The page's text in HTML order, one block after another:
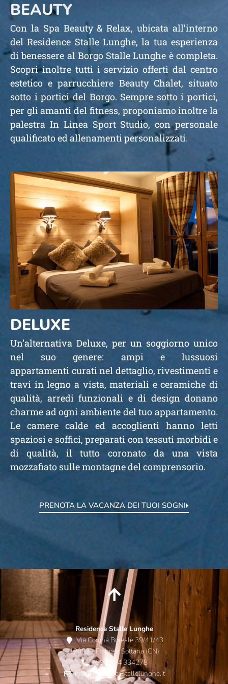
BEAUTY
Con la Spa Beauty & Relax, ubicata all’interno
del Residence Stalle Lunghe, la tua esperienza
di benessere al Borgo Stalle Lunghe è completa.
Scopri inoltre tutti i servizio offerti dal centro
estetico e parrucchiere Beauty Chalet, situato
sotto i portici del Borgo. Sempre sotto i portici,
per gli amanti del fitness, proponiamo inoltre la
palestra In Linea Sport Studio, con personale
qualificato ed allenamenti personalizzati.
DELUXE
Un’alternativa Deluxe, per un soggiorno unico
nel suo genere: ampi e lussuosi
appartamenti curati nel dettaglio, rivestimenti e
travi in legno a vista, materiali e ceramiche di
qualità, arredi funzionali e di design donano
charme ad ogni ambiente del tuo appartamento.
Le camere calde ed accoglienti hanno letti
spaziosi e soffici, preparati con tessuti morbidi e
di qualità, il tutto coronato da una vista
mozzafiato sulle montagne del comprensorio.
PRENOTA LA VACANZA DEI TUOI SOGNI
Residence Stalle Lunghe
Via Corona Boreale 39/41/43
12083 - Frabosa Sottana (CN)
+39 0174 334278
info@residencestallelunghe.it